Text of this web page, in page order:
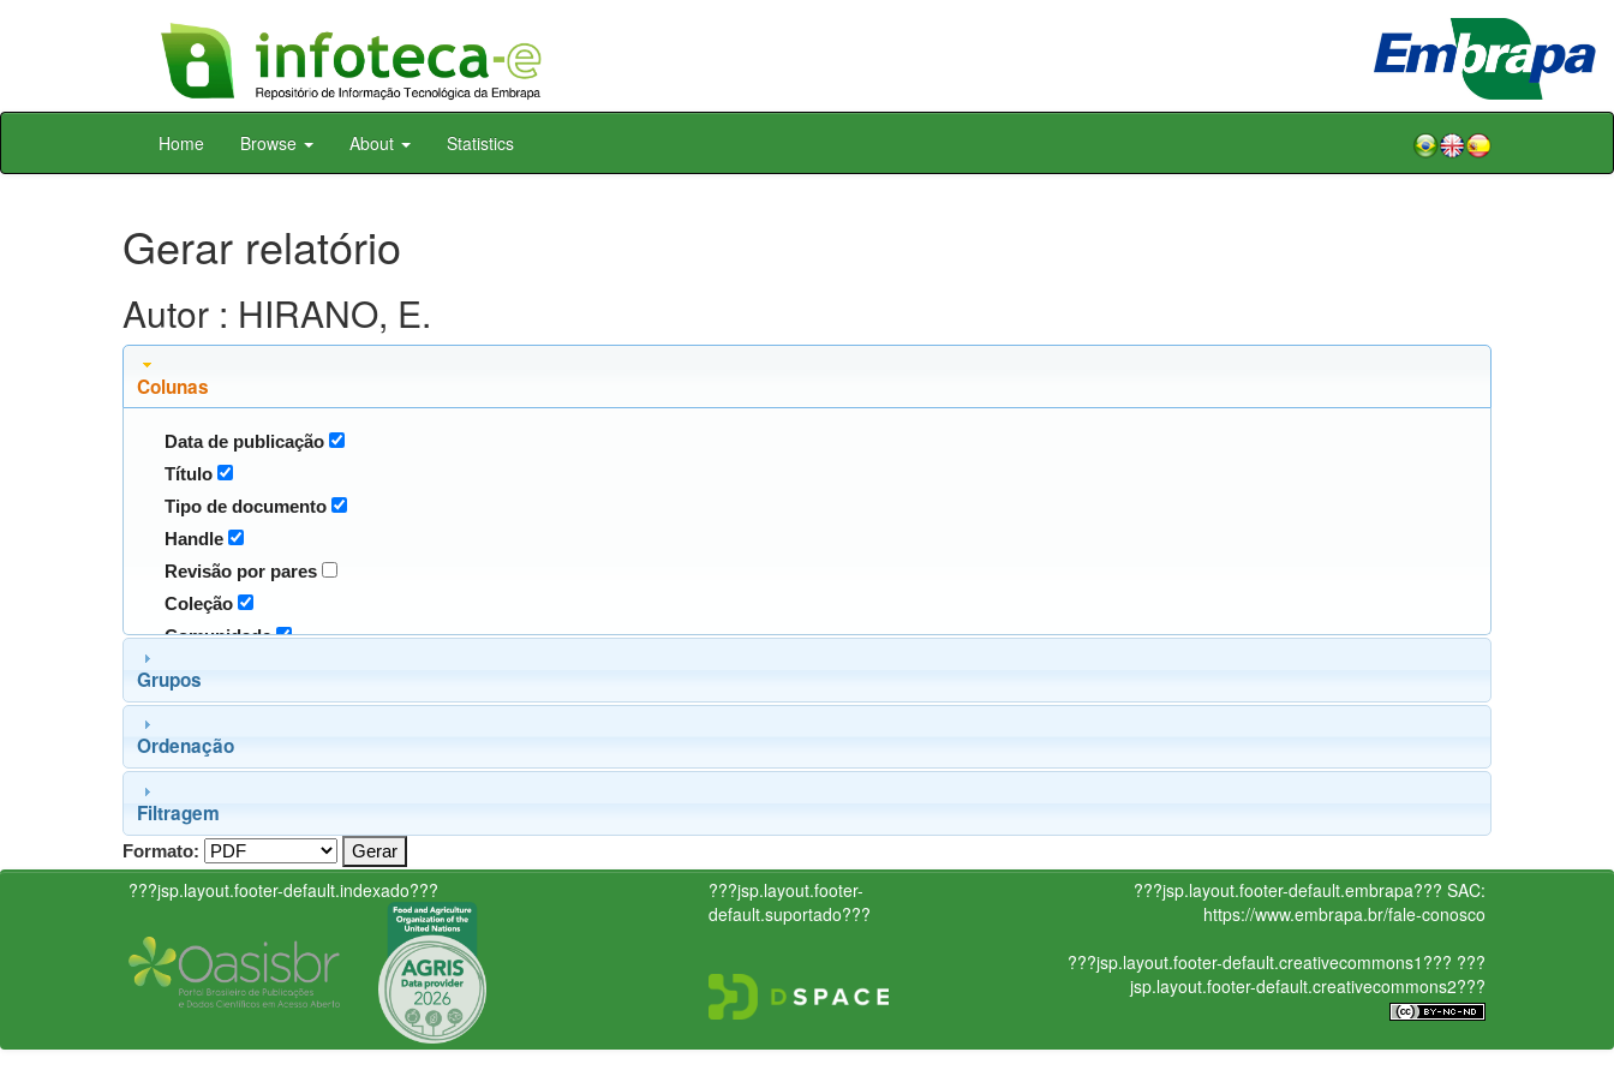
Skip
Home Browse About Statistics
Gerar relatório
Autor : HIRANO, E.
Colunas
Data de publicação
Título
Tipo de documento
Handle
Revisão por pares
Coleção
Comunidade
Grupos
Ordenação
Filtragem
Formato:
???jsp.layout.footer-default.indexado???
???jsp.layout.footer-
default.suportado???
???jsp.layout.footer-default.embrapa??? SAC:
https://www.embrapa.br/fale-conosco
???jsp.layout.footer-default.creativecommons1??? ???
jsp.layout.footer-default.creativecommons2???